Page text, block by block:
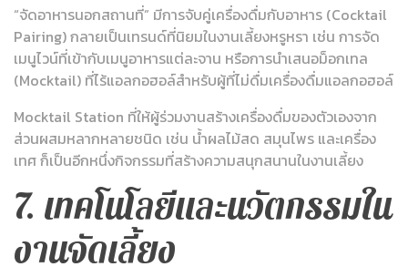
“จัดอาหารนอกสถานที่” มีการจับคู่เครื่องดื่มกับอาหาร (Cocktail
Pairing) กลายเป็นเทรนด์ที่นิยมในงานเลี้ยงหรูหรา เช่น การจัด
เมนูไวน์ที่เข้ากับเมนูอาหารแต่ละจาน หรือการนำเสนอม็อกเทล
(Mocktail) ที่ไร้แอลกอฮอล์สำหรับผู้ที่ไม่ดื่มเครื่องดื่มแอลกอฮอล์
Mocktail Station ที่ให้ผู้ร่วมงานสร้างเครื่องดื่มของตัวเองจาก
ส่วนผสมหลากหลายชนิด เช่น น้ำผลไม้สด สมุนไพร และเครื่อง
เทศ ก็เป็นอีกหนึ่งกิจกรรมที่สร้างความสนุกสนานในงานเลี้ยง
7. เทคโนโลยีและนวัตกรรมใน
งานจัดเลี้ยง